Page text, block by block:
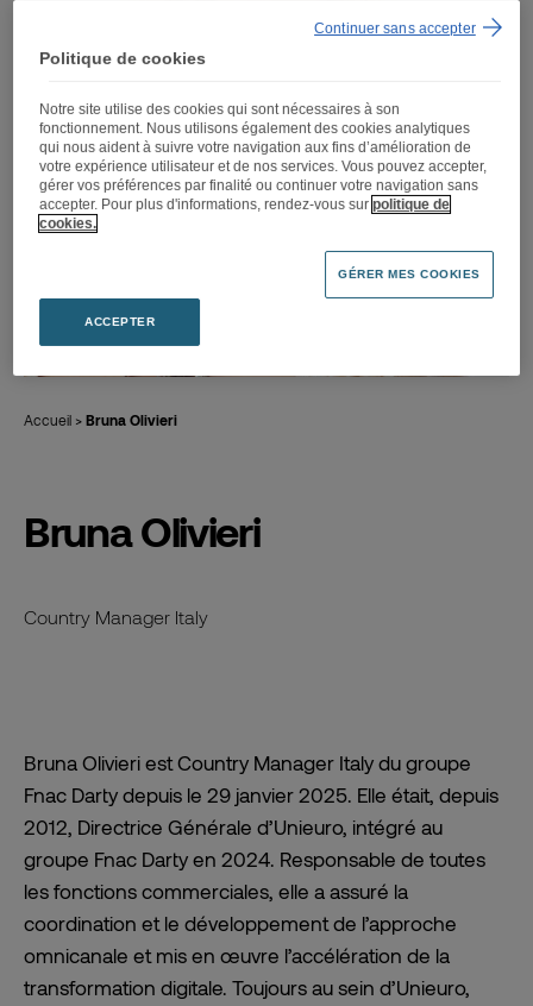
Accueil > Bruna Olivieri
Bruna Olivieri
Country Manager Italy
Bruna Olivieri est Country Manager Italy du groupe
Fnac Darty depuis le 29 janvier 2025. Elle était, depuis
2012, Directrice Générale d’Unieuro, intégré au
groupe Fnac Darty en 2024. Responsable de toutes
les fonctions commerciales, elle a assuré la
coordination et le développement de l’approche
omnicanale et mis en œuvre l’accélération de la
transformation digitale. Toujours au sein d’Unieuro,
Politique de cookies
Notre site utilise des cookies qui sont nécessaires à son
fonctionnement. Nous utilisons également des cookies analytiques
qui nous aident à suivre votre navigation aux fins d’amélioration de
votre expérience utilisateur et de nos services. Vous pouvez accepter,
gérer vos préférences par finalité ou continuer votre navigation sans
accepter. Pour plus d'informations, rendez-vous surpolitique de
cookies.
GÉRER MES COOKIES
ACCEPTER
Continuer sans accepter